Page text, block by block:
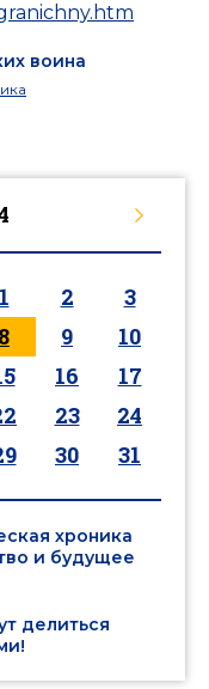
воина
1 2
3
8 9
10
16
17
23
24
30 31
хроника
и будущее
делиться